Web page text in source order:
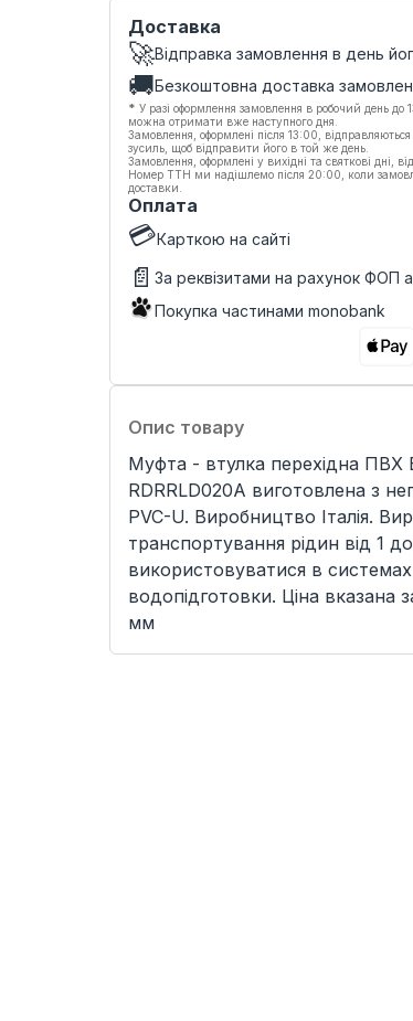
Доставка
🚀Відправка замовлення в день
🚚Безкоштовна доставка
* У разі оформлення замовлення в робочий день
можна отримати вже наступного дня.
Замовлення, оформлені після 13:00,
зусиль, щоб відправити його в той же день.
Замовлення, оформлені у вихідні та святкові дні,
Номер ТТН ми надішлемо після 20:00, коли
доставки.
Оплата
💳Карткою на сайті
📄 За реквізитами на рахунок ФОП
Покупка частинами monobank
Опис товару
Муфта - втулка перехідна
RDRRLD020A виготовлена з
PVC-U. Виробництво Італія.
транспортування рідин від 1
використовуватися в
водопідготовки. Ціна вказана
мм